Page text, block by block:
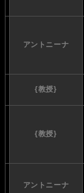
アントニーナ
{教授}
{教授}
アントニーナ